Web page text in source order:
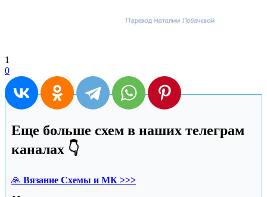
1
0
Еще больше схем в наших телеграм
каналах 👇
🙏 Вязание Схемы и МК >>>